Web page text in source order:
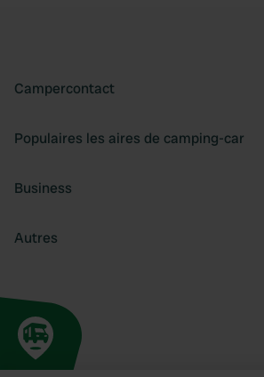
Campercontact
Populaires les aires de camping-car
Business
Autres